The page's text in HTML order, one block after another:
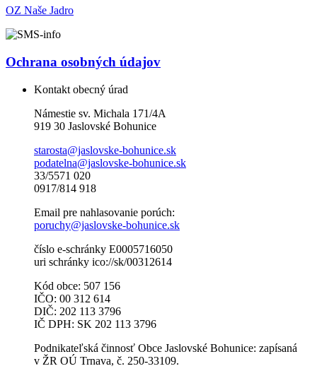
OZ Naše Jadro
Ochrana osobných údajov
Kontakt obecný úrad
Námestie sv. Michala 171/4A
919 30 Jaslovské Bohunice
starosta@jaslovske-bohunice.sk
podatelna@jaslovske-bohunice.sk
33/5571 020
0917/814 918
Email pre nahlasovanie porúch:
poruchy@jaslovske-bohunice.sk
číslo e-schránky E0005716050
uri schránky ico://sk/00312614
Kód obce: 507 156
IČO: 00 312 614
DIČ: 202 113 3796
IČ DPH: SK 202 113 3796
Podnikateľská činnosť Obce Jaslovské Bohunice: zapísaná
v ŽR OÚ Trnava, č. 250-33109.